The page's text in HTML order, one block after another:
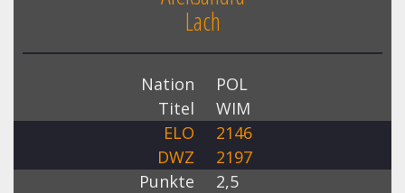
Lach
Nation
POL
Titel
WIM
ELO
2146
DWZ
2197
Punkte
2,5